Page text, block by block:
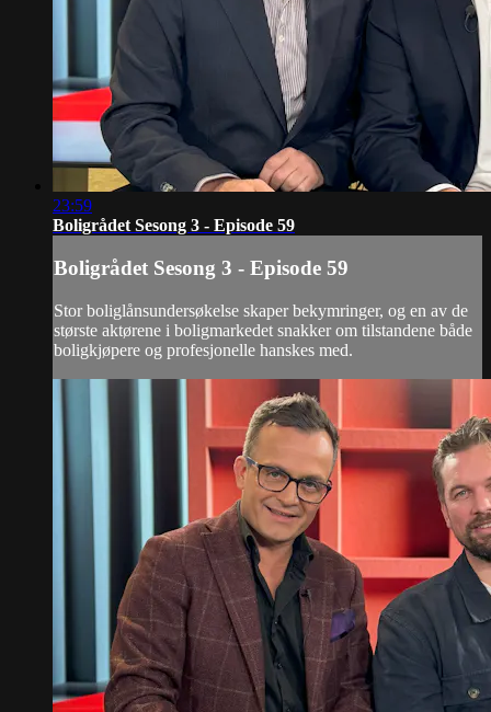
23:59
Boligrådet Sesong 3 - Episode 59
Boligrådet Sesong 3 - Episode 59
Stor boliglånsundersøkelse skaper bekymringer, og en av de
største aktørene i boligmarkedet snakker om tilstandene både
boligkjøpere og profesjonelle hanskes med.